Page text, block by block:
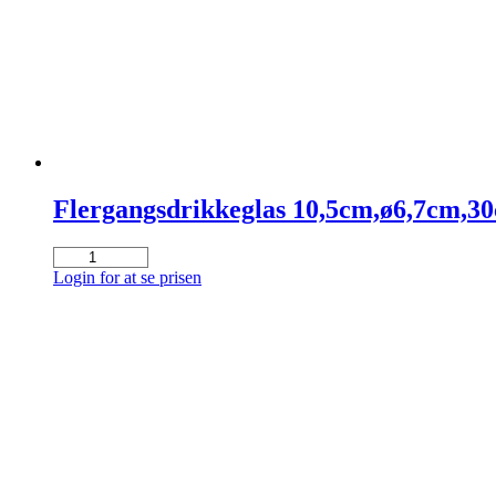
Flergangsdrikkeglas
Flergangsdrikkeglas
10,5cm,ø6,7cm,30cl,frosted
Login for at se prisen